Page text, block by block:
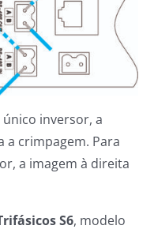
inversor, a
a crimpagem. Para
a imagem à direita
S6, modelo